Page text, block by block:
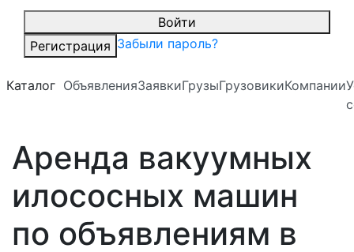
Войти
Регистрация Забыли пароль?
Каталог ОбъявленияЗаявкиГрузыГрузовикиКомпании
Аренда вакуумных
илососных машин
по объявлениям в